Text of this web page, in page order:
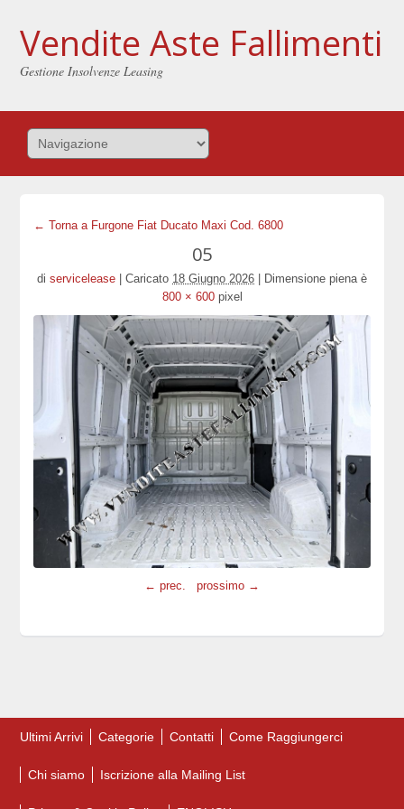
Vendite Aste Fallimenti
Gestione Insolvenze Leasing
← Torna a Furgone Fiat Ducato Maxi Cod. 6800
05
di servicelease Caricato 18 Giugno 2026
Dimensione piena è
800 × 600pixel
← prec. prossimo →
Ultimi Arrivi Categorie Contatti Come Raggiungerci
Chi siamo Iscrizione alla Mailing List